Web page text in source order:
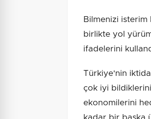
Bilmenizi
birlikte yol
ifadelerini
Türkiye'nin
çok iyi
ekonomilerini